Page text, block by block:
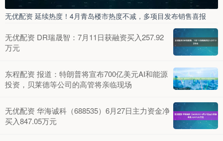
无优配资 延续热度！4月青岛楼市热度不减，多项目发布销售喜报
无优配资 DR瑞晟智：7月11日获融资买入257.92
万元
东程配资 报道：特朗普将宣布700亿美元AI和能源
投资，贝莱德等公司的高管将亲临现场
无优配资 华海诚科（688535）6月27日主力资金净
买入847.05万元